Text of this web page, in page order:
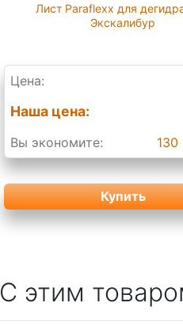
Лист Paraflexx для
Экскалибур
Цена:
Наша цена:
Вы экономите: 130
Купить
С этим